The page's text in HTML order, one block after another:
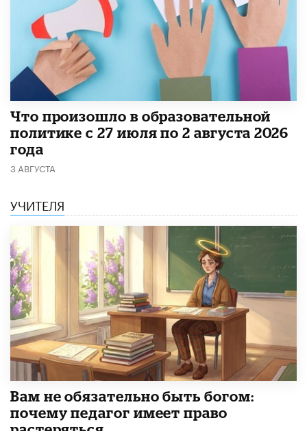
​Что произошло в образовательной
политике с 27 июля по 2 августа 2026
года
3 АВГУСТА
УЧИТЕЛЯ
​Вам не обязательно быть богом:
почему педагог имеет право